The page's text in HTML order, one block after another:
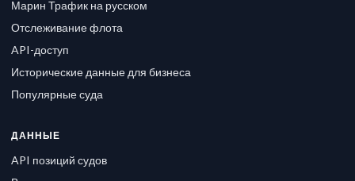
Марин Трафик на русском
Отслеживание флота
API-доступ
Исторические данные для бизнеса
Популярные суда
ДАННЫЕ
API позиций судов